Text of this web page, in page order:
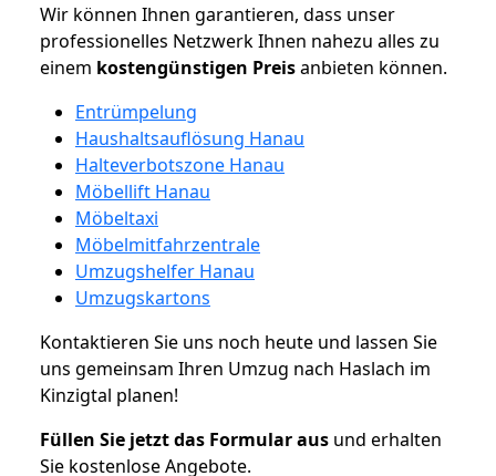
Wir können Ihnen garantieren, dass unser
professionelles Netzwerk Ihnen nahezu alles zu
einem kostengünstigen Preisanbieten können.
Entrümpelung
Haushaltsauflösung Hanau
Halteverbotszone Hanau
Möbellift Hanau
Möbeltaxi
Möbelmitfahrzentrale
Umzugshelfer Hanau
Umzugskartons
Kontaktieren Sie uns noch heute und lassen Sie
uns gemeinsam Ihren Umzug nach Haslach im
Kinzigtal planen!
Füllen Sie jetzt das Formular aus und erhalten
Sie kostenlose Angebote.